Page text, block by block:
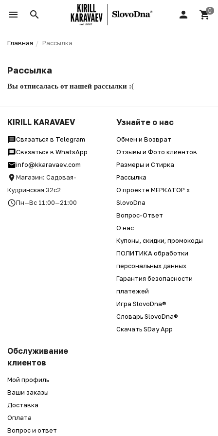
Главная Рассылка
Рассылка
Вы отписалась от нашей рассылки :(
KIRILL KARAVAEV
Связаться в Telegram
Связаться в WhatsApp
info@kkaravaev.com
Магазин: Садовая-
Кудринская 32с2
Пн—Вс 11:00—21:00
Узнайте о нас
Обмен и Возврат
Отзывы и Фото клиентов
Размеры и Стирка
Рассылка
О проекте МЕРКАТОР x
SlovoDna
Вопрос-Ответ
О нас
Купоны, скидки, промокоды
ПОЛИТИКА обработки
персональных данных
Гарантия безопасности
платежей
Игра SlovoDna®
Словарь SlovoDna®
Скачать SDay App
Обслуживание
клиентов
Мой профиль
Ваши заказы
Доставка
Оплата
Вопрос и ответ